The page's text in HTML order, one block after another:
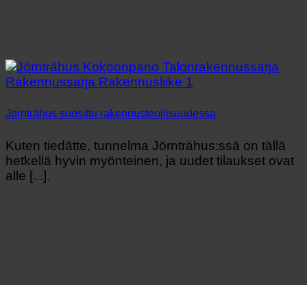
Jörnträhus suosittu rakennusteollisuudessa
Kuten tiedätte, tunnelma Jörnträhus:ssä on tällä
hetkellä hyvin myönteinen, ja uudet tilaukset ovat
alle [...].